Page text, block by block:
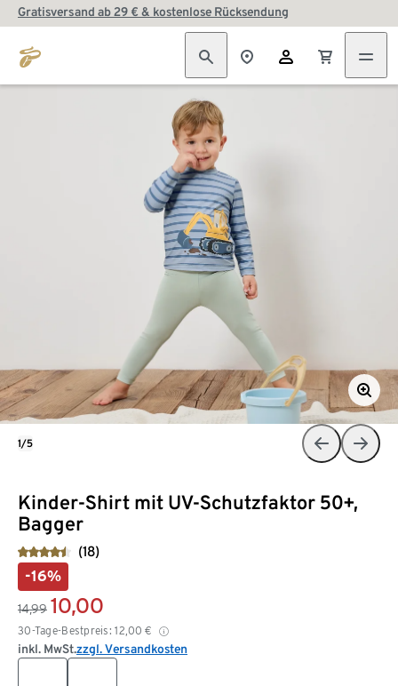
Gratisversand ab 29 € & kostenlose Rücksendung
Kinder-Shirt mit UV-Schutzfaktor 50+,
Bagger
(18)
-16%
14,99 10,00
30-Tage-Bestpreis: 12,00 €
inkl. MwSt.zzgl. Versandkosten
1/5